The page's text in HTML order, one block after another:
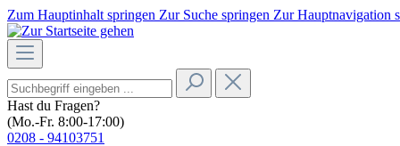
Zum Hauptinhalt springen Zur Suche springen Zur Hauptnavigation
Hast du Fragen?
(Mo.-Fr. 8:00-17:00)
0208 - 94103751